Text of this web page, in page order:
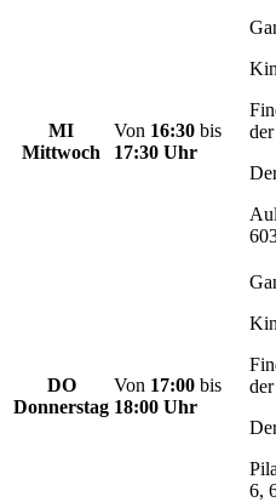
MI
Mittwoch
Von 16:30 bis
17:30 Uhr
DO
Donnerstag
Von 17:00 bis
18:00 Uhr
6,